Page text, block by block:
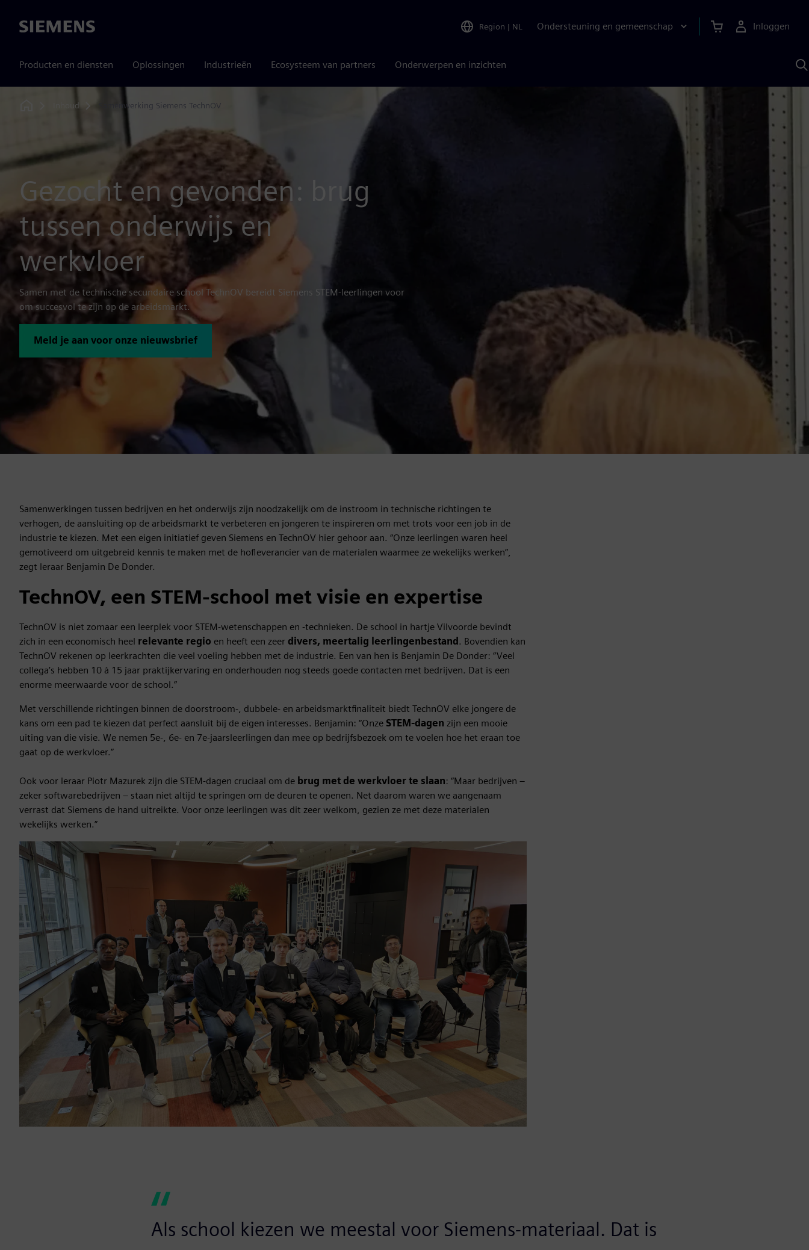
Siemens Region | NL Ondersteuning en gemeenschap Inloggen
Producten en diensten Oplossingen Industrieën Ecosysteem van partners Onderwerpen en inzichten
Inhoud Samenwerking Siemens TechnOV
Gezocht en gevonden: brug
tussen onderwijs en
werkvloer
Samen met de technische secundaire school TechnOV bereidt Siemens STEM-leerlingen voor
om succesvol te zijn op de arbeidsmarkt.
Meld je aan voor onze nieuwsbrief
Samenwerkingen tussen bedrijven en het onderwijs zijn noodzakelijk om de instroom in technische richtingen te
verhogen, de aansluiting op de arbeidsmarkt te verbeteren en jongeren te inspireren om met trots voor een job in de
industrie te kiezen. Met een eigen initiatief geven Siemens en TechnOV hier gehoor aan. “Onze leerlingen waren heel
gemotiveerd om uitgebreid kennis te maken met de hofleverancier van de materialen waarmee ze wekelijks werken”,
zegt leraar Benjamin De Donder.
TechnOV, een STEM-school met visie en expertise
TechnOV is niet zomaar een leerplek voor STEM-wetenschappen en -technieken. De school in hartje Vilvoorde bevindt
zich in een economisch heel relevante regio en heeft een zeer divers, meertalig leerlingenbestand . Bovendien kan
TechnOV rekenen op leerkrachten die veel voeling hebben met de industrie. Een van hen is Benjamin De Donder: “Veel
collega’s hebben 10 à 15 jaar praktijkervaring en onderhouden nog steeds goede contacten met bedrijven. Dat is een
enorme meerwaarde voor de school.”
Met verschillende richtingen binnen de doorstroom-, dubbele- en arbeidsmarktfinaliteit biedt TechnOV elke jongere de
kans om een pad te kiezen dat perfect aansluit bij de eigen interesses. Benjamin: “Onze STEM-dagen zijn een mooie
uiting van die visie. We nemen 5e-, 6e- en 7e-jaarsleerlingen dan mee op bedrijfsbezoek om te voelen hoe het eraan toe
gaat op de werkvloer.”
Ook voor leraar Piotr Mazurek zijn die STEM-dagen cruciaal om de brug met de werkvloer te slaan: “Maar bedrijven –
zeker softwarebedrijven – staan niet altijd te springen om de deuren te openen. Net daarom waren we aangenaam
verrast dat Siemens de hand uitreikte. Voor onze leerlingen was dit zeer welkom, gezien ze met deze materialen
wekelijks werken.”
Als school kiezen we meestal voor Siemens-materiaal. Dat is